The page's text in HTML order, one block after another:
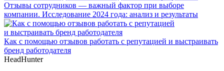
Отзывы сотрудников — важный фактор при выборе
компании. Исследование 2024 года: анализ и результаты
Как с помощью отзывов работать с репутацией и выстраивать
бренд работодателя
HeadHunter